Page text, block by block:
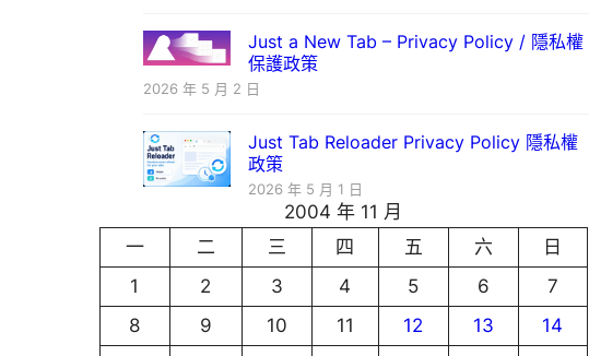
Just a New Tab – Privacy Policy / 隱私權
保護政策
2026 年 5 月 2 日
Just Tab Reloader Privacy Policy 隱私權
政策
2026 年 5 月 1 日
2004 年 11 月
一
二 三 四 五 六
日
1
2 3 4 5 6
7
8
9 10 11 12 13
14